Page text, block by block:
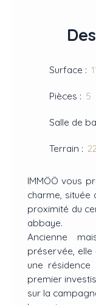
Surface :
Pièces : 5
Salle de
Terrain :
IMMÖÖ vous
charme, située
proximité du
abbaye.
Ancienne
préservée,
une
premier
sur la